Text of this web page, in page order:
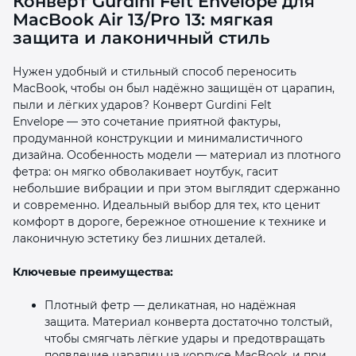
MacBook Air 13/Pro 13: мягкая
защита и лаконичный стиль
Нужен удобный и стильный способ переносить
MacBook, чтобы он был надёжно защищён от царапин,
пыли и лёгких ударов? Конверт Gurdini Felt
Envelope — это сочетание приятной фактуры,
продуманной конструкции и минималистичного
дизайна. Особенность модели — материал из плотного
фетра: он мягко обволакивает ноутбук, гасит
небольшие вибрации и при этом выглядит сдержанно
и современно. Идеальный выбор для тех, кто ценит
комфорт в дороге, бережное отношение к технике и
лаконичную эстетику без лишних деталей.
Ключевые преимущества:
Плотный фетр — деликатная, но надёжная
защита. Материал конверта достаточно толстый,
чтобы смягчать лёгкие удары и предотвращать
раз в 2 недели